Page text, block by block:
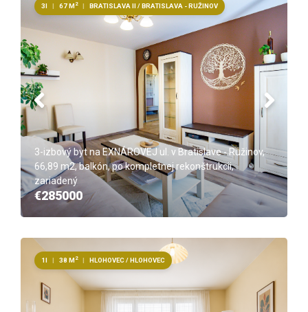
3-izbový byt na EXNÁROVEJ ul. v Bratislave - Ružinov,
66,89 m2, balkón, po kompletnej rekonštrukcii,
zariadený
€285000
3I | 67 M 2 | BRATISLAVA II / BRATISLAVA - RUŽINOV
1I | 38 M 2 | HLOHOVEC / HLOHOVEC